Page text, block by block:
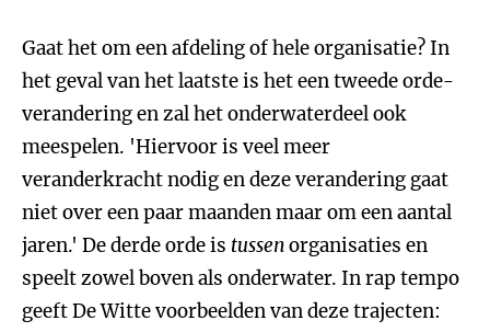
Gaat het om een afdeling of hele organisatie? In
het geval van het laatste is het een tweede orde-
verandering en zal het onderwaterdeel ook
meespelen. 'Hiervoor is veel meer
veranderkracht nodig en deze verandering gaat
niet over een paar maanden maar om een aantal
jaren.' De derde orde is tussenorganisaties en
speelt zowel boven als onderwater. In rap tempo
geeft De Witte voorbeelden van deze trajecten: